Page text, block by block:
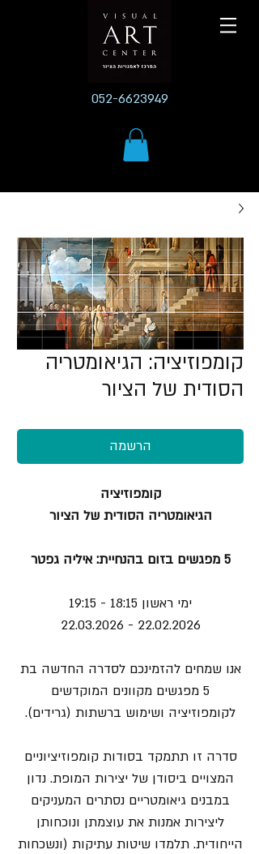
052-6623949
קומפוזיציה: הגיאומטריה
הסודית של הציור
הרשמה
קומפוזיציה
הגיאומטריה הסודית של הציור
5 מפגשים בזום בהנחיית: איליה גפטר
ימי ראשון 18:15 - 19:15
22.02.2026 - 22.03.2026
אנו שמחים להזמינכם לסדרה החדשה בת
5 מפגשים מקוונים המוקדשים
לקומפוזיציה ושימוש ברשתות (גרידים).
סדרה זו תתמקד בסודות קומפוזיציוניים
המצויים ביסודן של יצירות המופת. נדון
במבנים גיאומטריים נסתרים המעניקים
ליצירות אמנות את עוצמתן ונוכחותן
הייחודית. תלמדו שיטות עתיקות (ונשכחות